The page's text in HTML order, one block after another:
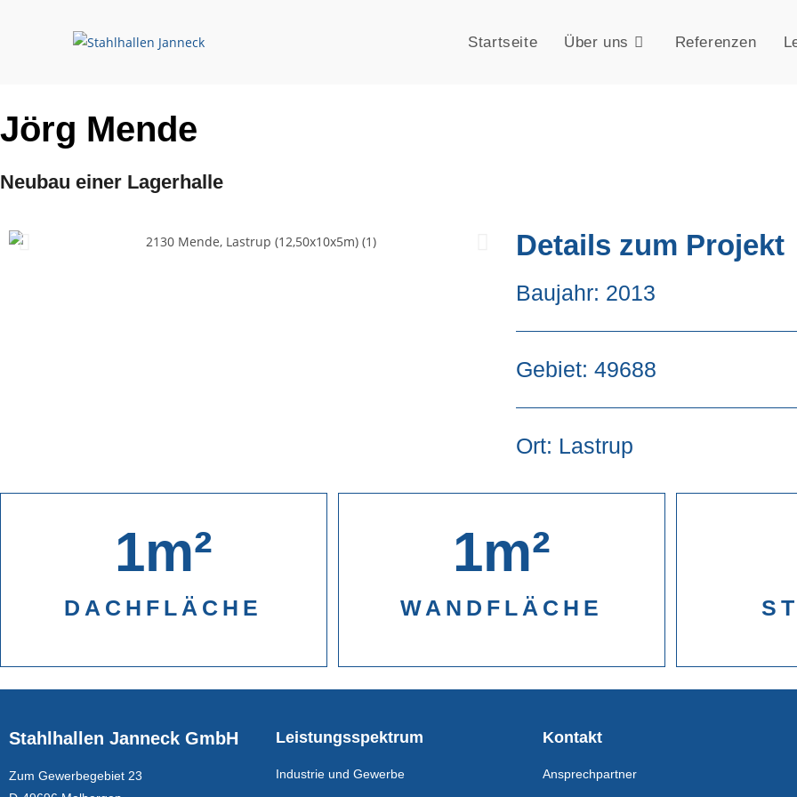
Startseite Über uns Referenzen
Jörg Mende
Neubau einer Lagerhalle
Details zum Projekt
Baujahr: 2013
Gebiet: 49688
Ort: Lastrup
DACHFLÄCHE
1m²
WANDFLÄCHE
1m²
Stahlhallen Janneck GmbH
Zum Gewerbegebiet 23
Leistungsspektrum
Industrie und Gewerbe
Kontakt
Ansprechpartner